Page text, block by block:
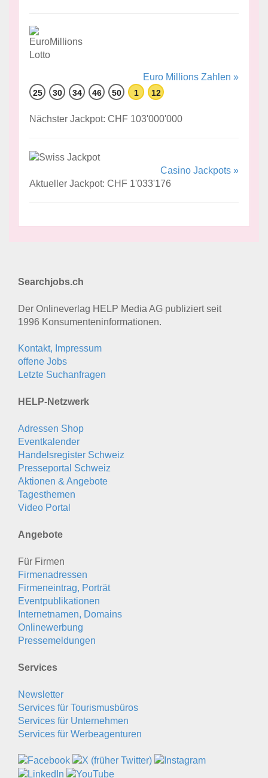
Euro Millions Zahlen »
25 30 34 46 50 1 12
Nächster Jackpot: CHF 103'000'000
Casino Jackpots »
Aktueller Jackpot: CHF 1'033'176
Searchjobs.ch
Der Onlineverlag HELP Media AG publiziert seit
1996 Konsumenten­informationen.
Kontakt, Impressum
offene Jobs
Letzte Suchanfragen
HELP-Netzwerk
Adressen Shop
Eventkalender
Handelsregister Schweiz
Presseportal Schweiz
Aktionen & Angebote
Tagesthemen
Video Portal
Angebote
Für Firmen
Firmenadressen
Firmeneintrag, Porträt
Eventpublikationen
Internetnamen, Domains
Onlinewerbung
Pressemeldungen
Services
Newsletter
Services für Tourismusbüros
Services für Unternehmen
Services für Werbeagenturen